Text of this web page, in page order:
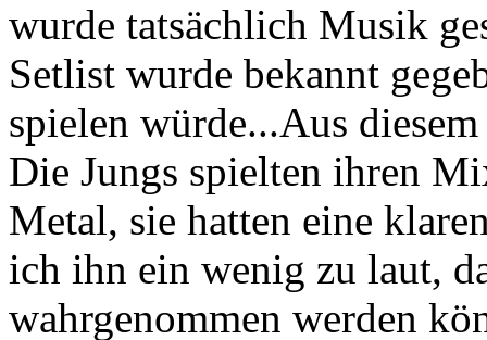
wurde tatsächlich Musik
Setlist wurde bekannt
spielen würde...Aus
Die Jungs spielten ihren
Metal, sie hatten eine
ich ihn ein wenig zu laut,
wahrgenommen werden